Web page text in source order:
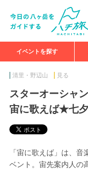
イベントを探す
清里・野辺山 見る
スターオーシャ
宙に歌えば★七
「宙に歌えば」は、
ベント。宙先案内人の